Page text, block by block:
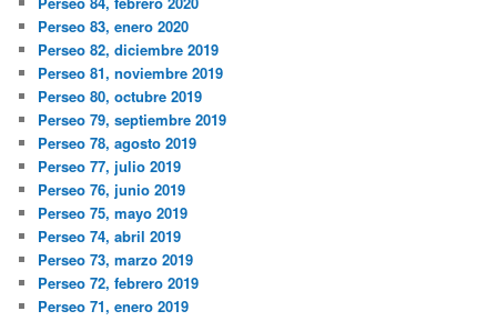
Perseo 83, enero 2020
Perseo 82, diciembre 2019
Perseo 81, noviembre 2019
Perseo 80, octubre 2019
Perseo 79, septiembre 2019
Perseo 78, agosto 2019
Perseo 77, julio 2019
Perseo 76, junio 2019
Perseo 75, mayo 2019
Perseo 74, abril 2019
Perseo 73, marzo 2019
Perseo 72, febrero 2019
Perseo 71, enero 2019